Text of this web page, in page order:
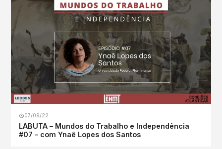
07/09/22
LABUTA – Mundos do Trabalho e Independência
#07 – com Ynaê Lopes dos Santos